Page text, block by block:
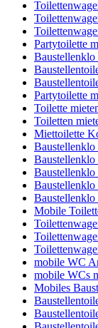
Partytoilette
Partytoilette
Toilette
Toiletten
Miettoilette
Baustellenklo
Baustellenklo
Mobile
mobile WC
mobile WCs
Mobiles